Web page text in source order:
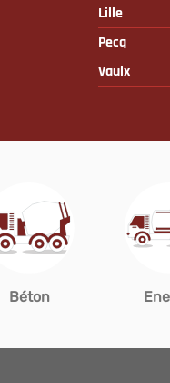
Lille
Pecq
Vaulx
Béton